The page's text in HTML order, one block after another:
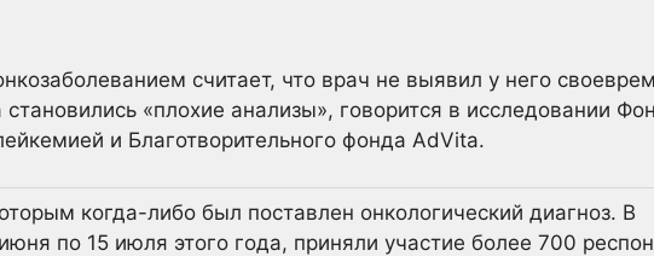
считает, что врач не выявил у него
«плохие анализы», говорится в исследовании
и Благотворительного фонда AdVita.
когда-либо был поставлен онкологический диагноз. В
по 15 июля этого года, приняли участие более 700